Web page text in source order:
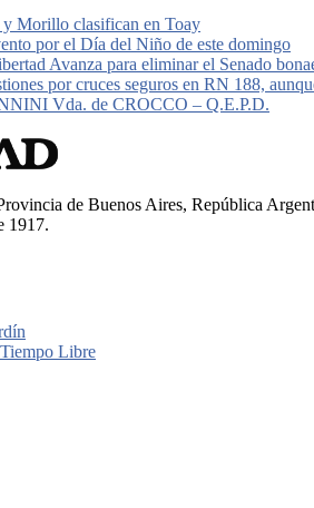
Morillo clasifican en Toay
por el Día del Niño de este domingo
Avanza para eliminar el Senado
por cruces seguros en RN 188,
Vda. de CROCCO – Q.E.P.D.
de Buenos Aires, República
1917.
Libre